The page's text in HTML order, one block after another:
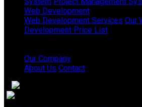
Web Development
Web Development Services Our
Development Price List
Our Company
About Us Contact